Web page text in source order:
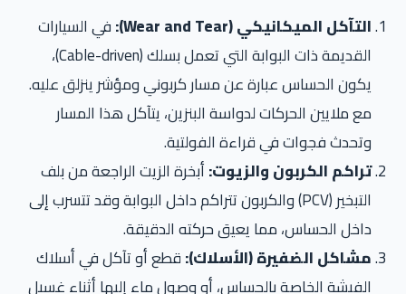
التآكل الميكانيكي (Wear and Tear):
في السيارات
القديمة ذات البوابة التي تعمل بسلك (Cable-driven)،
يكون الحساس عبارة عن مسار كربوني ومؤشر ينزلق عليه.
مع ملايين الحركات لدواسة البنزين، يتآكل هذا المسار
وتحدث فجوات في قراءة الفولتية.
تراكم الكربون والزيوت:أبخرة الزيت الراجعة من بلف
التبخير (PCV) والكربون تتراكم داخل البوابة وقد تتسرب إلى
داخل الحساس، مما يعيق حركته الدقيقة.
مشاكل الضفيرة (الأسلاك):قطع أو تآكل في أسلاك
الفيشة الخاصة بالحساس، أو وصول ماء إليها أثناء غسيل